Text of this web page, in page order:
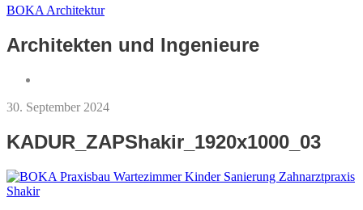
BOKA Architektur
Architekten und Ingenieure
30. September 2024
KADUR_ZAPShakir_1920x1000_03